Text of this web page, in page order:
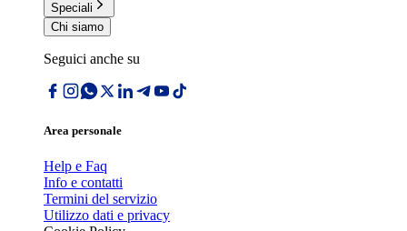
Speciali
Chi siamo
Seguici anche su
Area personale
Help e Faq
Info e contatti
Termini del servizio
Utilizzo dati e privacy